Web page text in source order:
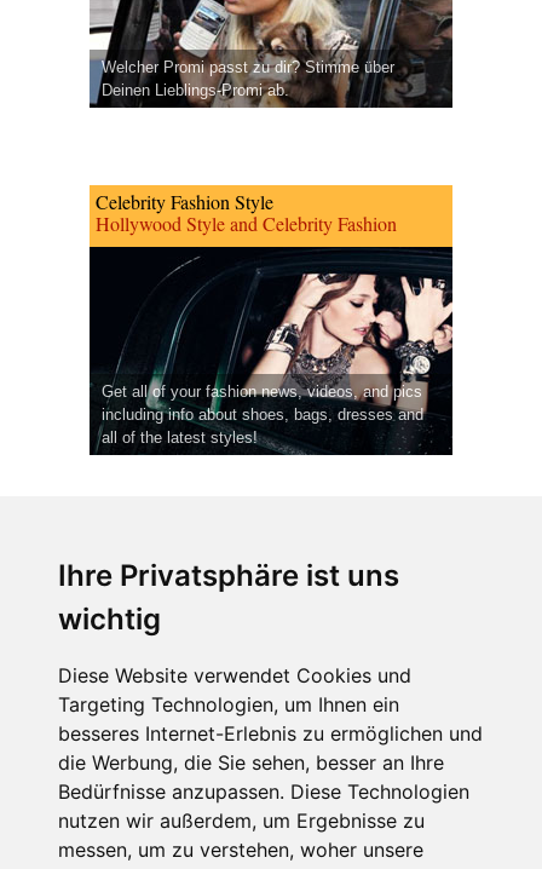
Ihre Privatsphäre ist uns
wichtig
Diese Website verwendet Cookies und
Targeting Technologien, um Ihnen ein
besseres Internet-Erlebnis zu ermöglichen und
die Werbung, die Sie sehen, besser an Ihre
Bedürfnisse anzupassen. Diese Technologien
nutzen wir außerdem, um Ergebnisse zu
messen, um zu verstehen, woher unsere
Welcher Promi passt zu dir? Stimme über
Deinen Lieblings-Promi ab.
Celebrity Fashion Style
Hollywood Style and Celebrity Fashion
Get all of your fashion news, videos, and pics
including info about shoes, bags, dresses and
all of the latest styles!
CPost.org© 2013-2023 The Celebrity Post.
Terms of Use Privacy | Cookies Policy( Einstellungen ändern
About Us
Advertising
Contact Us